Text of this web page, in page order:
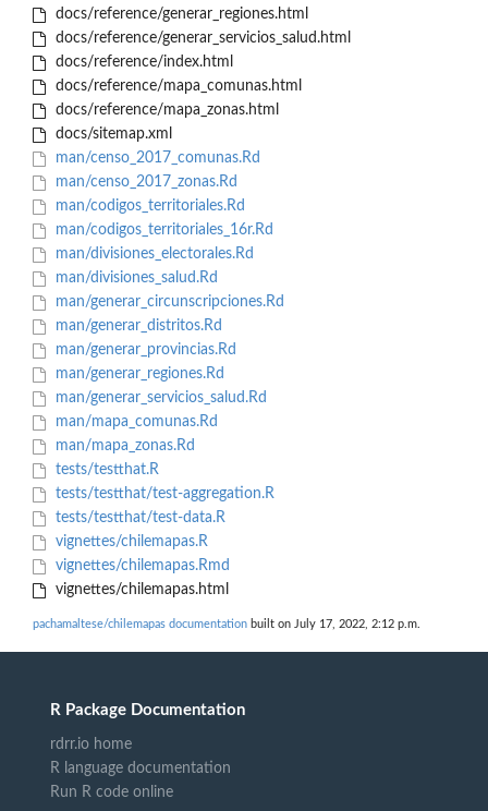
docs/reference/generar_regiones.html
docs/reference/generar_servicios_salud.html
docs/reference/index.html
docs/reference/mapa_comunas.html
docs/reference/mapa_zonas.html
docs/sitemap.xml
man/censo_2017_comunas.Rd
man/censo_2017_zonas.Rd
man/codigos_territoriales.Rd
man/codigos_territoriales_16r.Rd
man/divisiones_electorales.Rd
man/divisiones_salud.Rd
man/generar_circunscripciones.Rd
man/generar_distritos.Rd
man/generar_provincias.Rd
man/generar_regiones.Rd
man/generar_servicios_salud.Rd
man/mapa_comunas.Rd
man/mapa_zonas.Rd
tests/testthat.R
tests/testthat/test-aggregation.R
tests/testthat/test-data.R
vignettes/chilemapas.R
vignettes/chilemapas.Rmd
vignettes/chilemapas.html
pachamaltese/chilemapas documentation built on July 17, 2022, 2:12 p.m.
R Package Documentation
rdrr.io home
R language documentation
Run R code online